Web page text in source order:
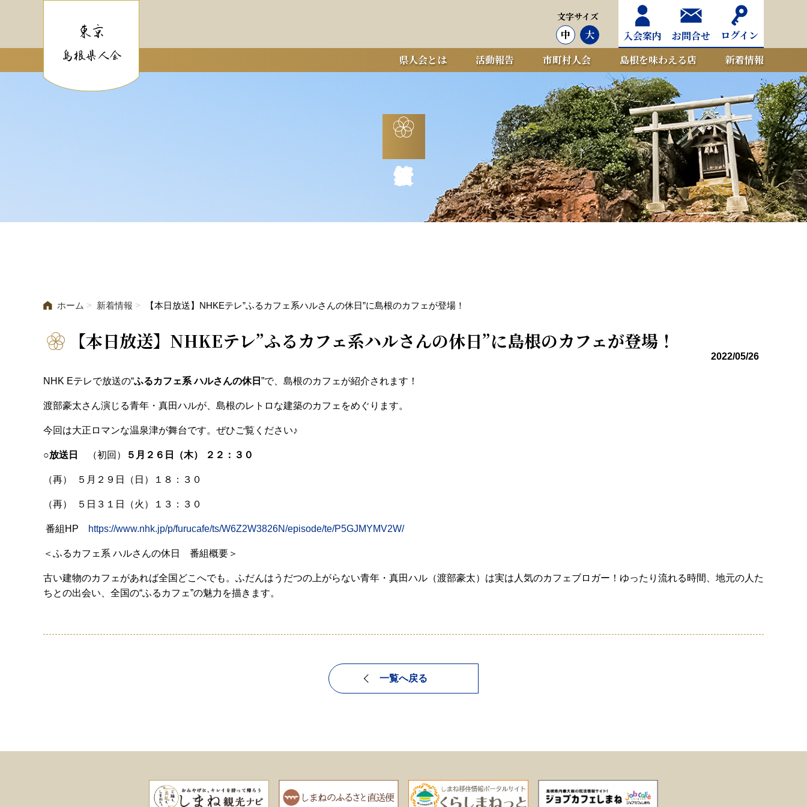
入会案内 お問合せ ログイン
文字サイズ
中
大
県人会とは
活動報告 市町村人会 島根を味わえる店 新着情報
ホーム 新着情報 【本日放送】NHKEテレ”ふるカフェ系ハルさんの休日”に島根のカフェが登場！
【本日放送】NHKEテレ”ふるカフェ系ハルさんの休日”に島根のカフェが登場！
2022/05/26
NHK Eテレで放送の“ふるカフェ系 ハルさんの休日 ”で、島根のカフェが紹介されます！
渡部豪太さん演じる青年・真田ハルが、島根のレトロな建築のカフェをめぐります。
今回は大正ロマンな温泉津が舞台です。ぜひご覧ください♪
○放送日 （初回） ５月２６日（木） ２２：３０
（再） ５月２９日（日）１８：３０
（再） ５日３１日（火）１３：３０
番組HP https://www.nhk.jp/p/furucafe/ts/W6Z2W3826N/episode/te/P5GJMYMV2W/
＜ふるカフェ系 ハルさんの休日 番組概要＞
古い建物のカフェがあれば全国どこへでも。ふだんはうだつの上がらない青年・真田ハル（渡部豪太）は実は人気のカフェブロガー！ゆったり流れる時間、地元の人た
ちとの出会い、全国の“ふるカフェ”の魅力を描きます。
一覧へ戻る